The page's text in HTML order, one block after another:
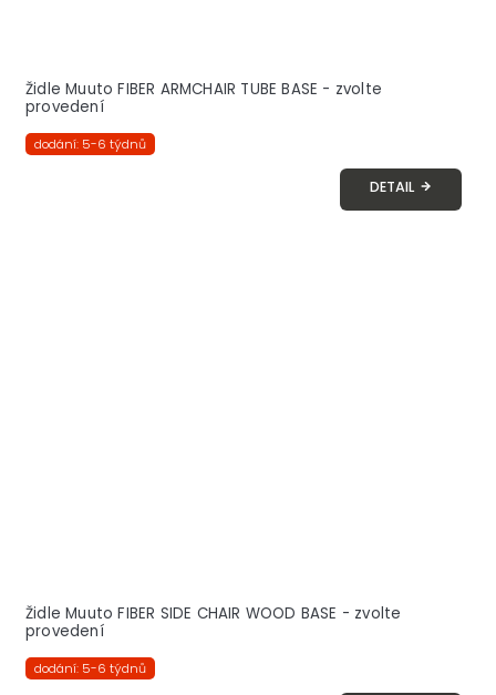
Židle Muuto FIBER ARMCHAIR TUBE BASE - zvolte
provedení
dodání: 5-6 týdnů
DETAIL
Židle Muuto FIBER SIDE CHAIR WOOD BASE - zvolte
provedení
dodání: 5-6 týdnů